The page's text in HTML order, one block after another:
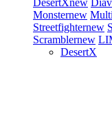
DesertXnew
Monsternew
Streetfighternew
Scramblernew
DesertX